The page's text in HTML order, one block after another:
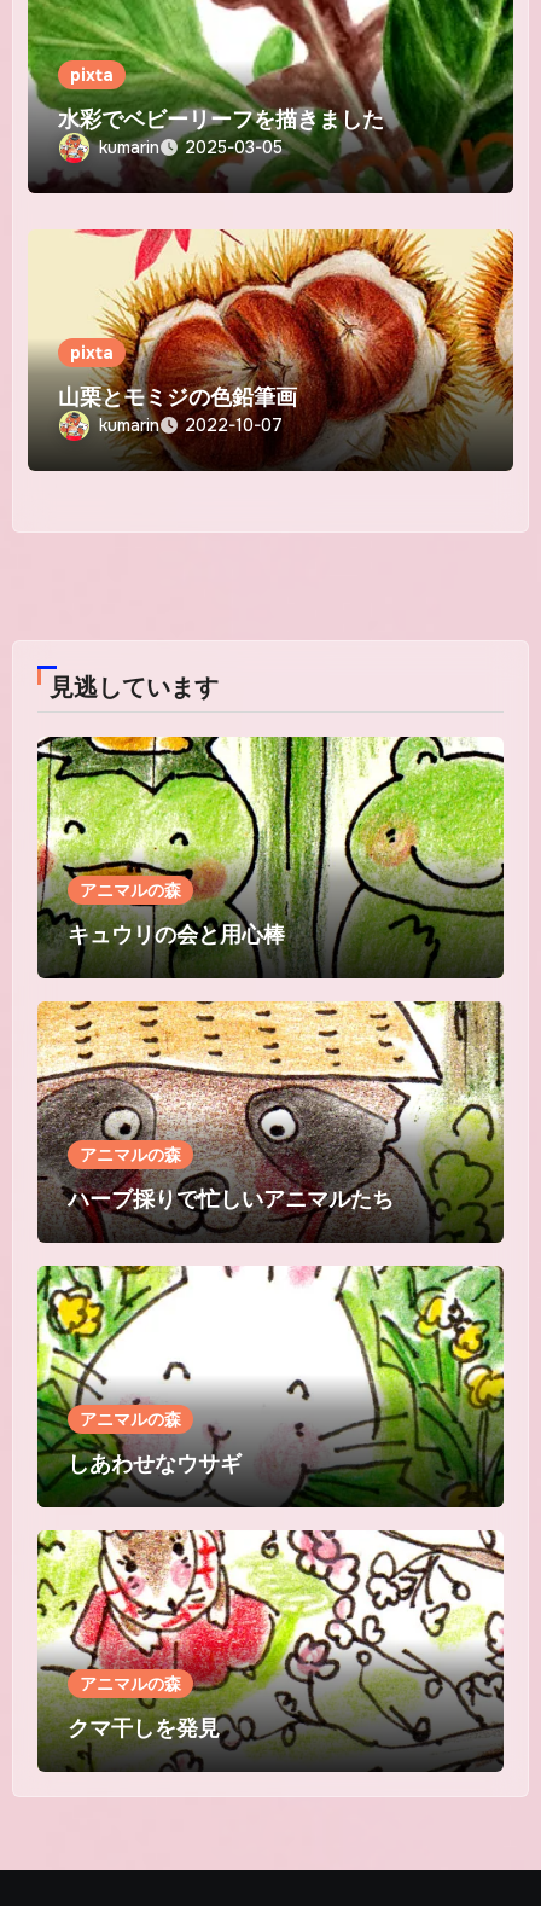
pixta
水彩でベビーリーフを描きました
kumarin 2025-03-05
pixta
山栗とモミジの色鉛筆画
kumarin 2022-10-07
見逃しています
アニマルの森
キュウリの会と用心棒
アニマルの森
ハーブ採りで忙しいアニマルたち
アニマルの森
しあわせなウサギ
アニマルの森
クマ干しを発見